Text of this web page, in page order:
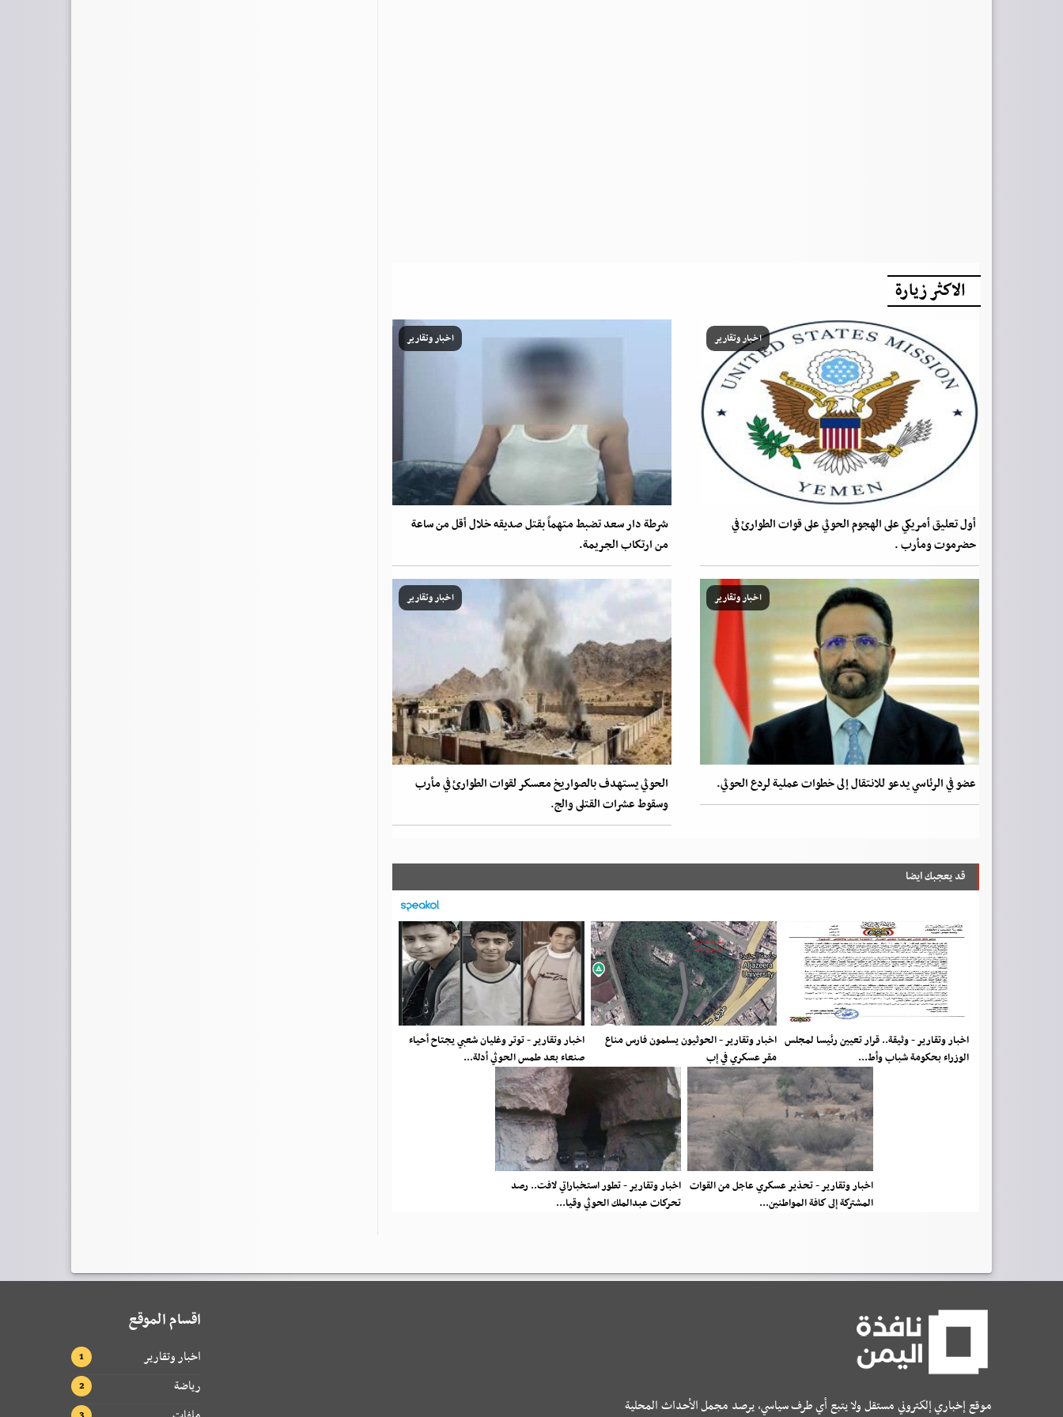
الاكثر زيارة
اخبار وتقارير
أول تعليق أمريكي على الهجوم الحوثي على قوات الطوارئ في
حضرموت ومأرب .
اخبار وتقارير
شرطة دار سعد تضبط متهماً بقتل صديقه خلال أقل من ساعة
من ارتكاب الجريمة.
اخبار وتقارير
عضو في الرئاسي يدعو للانتقال إلى خطوات عملية لردع الحوثي.
اخبار وتقارير
الحوثي يستهدف بالصواريخ معسكر لقوات الطوارئ في مأرب
وسقوط عشرات القتلى والج.
قد يعجبك ايضا
اخبار وتقارير - وثيقة.. قرار تعيين رئيسا لمجلس
الوزراء بحكومة شباب وأط...
اخبار وتقارير - الحوثيون يسلمون فارس مناع
مقر عسكري في إب
اخبار وتقارير - توتر وغليان شعبي يجتاح أحياء
صنعاء بعد طمس الحوثي أدلة...
اخبار وتقارير - تحذير عسكري عاجل من القوات
المشتركة إلى كافة المواطنين...
اخبار وتقارير - تطور استخباراتي لافت.. رصد
تحركات عبدالملك الحوثي وقيا...
موقع إخباري إلكتروني مستقل ولا يتبع أي طرف سياسي، يرصد مجمل الأحداث المحلية
اقسام الموقع
اخبار وتقارير
رياضة